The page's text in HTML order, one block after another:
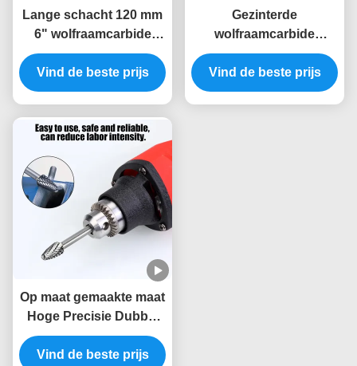
Lange schacht 120 mm
6" wolfraamcarbide
roterende braamfrezen
met dubbele snede voor
diepe gaten
automobielmatrijzen
Vind de beste prijs
Gezinterde
wolfraamcarbide
roterende boeren met
dubbele snijwerk voor
de slijpmachine en het
Vind de beste prijs
Op maat gemaakte maat
Hoge Precisie Dubbel
Gesneden
Wolframcarbide Frees 6
Vind de beste prijs